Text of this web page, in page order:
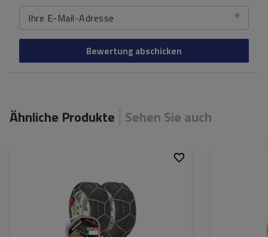
Ihre E-Mail-Adresse
Bewertung abschicken
Ähnliche Produkte Sehen Sie auch
Selbstspannsystem:
ja
ÖNORM V5117